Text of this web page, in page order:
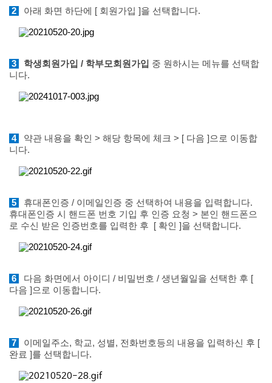
2 아래 화면 하단에 [ 회원가입 ]을 선택합니다.
3 학생회원가입 / 학부모회원가입 중 원하시는 메뉴를 선택합
니다.
4 약관 내용을 확인 > 해당 항목에 체크 > [ 다음 ]으로 이동합
니다.
5
휴대폰인증 / 이메일인증 중 선택하여 내용을 입력합니다.
휴대폰인증 시 핸드폰 번호 기입 후 인증 요청 > 본인 핸드폰으
로 수신 받은 인증번호를 입력한 후
[ 확인 ]을 선택합니다.
6
다음 화면에서 아이디 / 비밀번호 / 생년월일을 선택한 후 [
다음 ]으로 이동합니다.
7
이메일주소, 학교, 성별, 전화번호등의 내용을 입력하신 후 [
완료 ]를 선택합니다.